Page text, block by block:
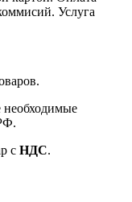
Услуга
необходимые
с НДС.